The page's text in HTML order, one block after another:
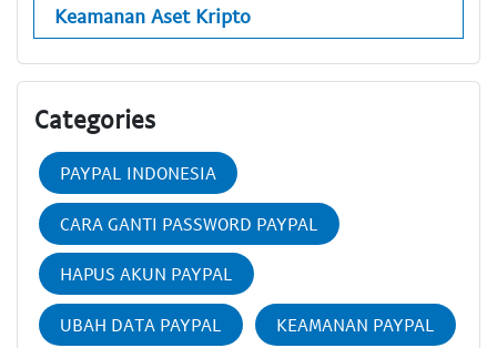
Keamanan Aset Kripto
Categories
PAYPAL INDONESIA
CARA GANTI PASSWORD PAYPAL
HAPUS AKUN PAYPAL
UBAH DATA PAYPAL KEAMANAN PAYPAL